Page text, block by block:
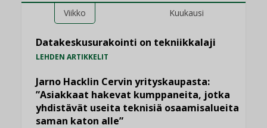
Viikko Kuukausi
Datakeskusurakointi on tekniikkalaji
LEHDEN ARTIKKELIT
Jarno Hacklin Cervin yrityskaupasta:
”Asiakkaat hakevat kumppaneita, jotka
yhdistävät useita teknisiä osaamisalueita
saman katon alle”